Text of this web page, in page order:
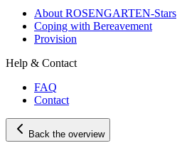
About ROSENGARTEN-Stars
Coping with Bereavement
Provision
Help & Contact
FAQ
Contact
Back the overview